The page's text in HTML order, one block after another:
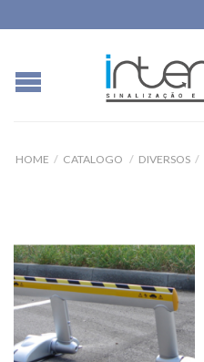
HOME / CATALOGO / DIVERSOS /